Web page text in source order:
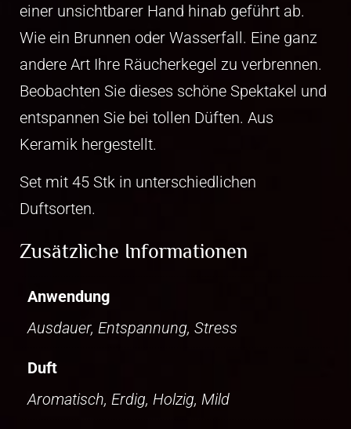
einer unsichtbarer Hand hinab geführt ab.
Wie ein Brunnen oder Wasserfall. Eine ganz
andere Art Ihre Räucherkegel zu verbrennen.
Beobachten Sie dieses schöne Spektakel und
entspannen Sie bei tollen Düften. Aus
Keramik hergestellt.
Set mit 45 Stk in unterschiedlichen
Duftsorten.
Zusätzliche Informationen
Anwendung
Ausdauer, Entspannung, Stress
Duft
Aromatisch, Erdig, Holzig, Mild